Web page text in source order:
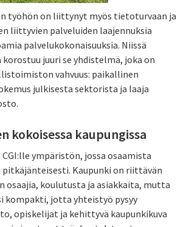
työhön on liittynyt myös tietoturvaan ja
liittyvien palveluiden laajennuksia
palvelukokonaisuuksia. Niissä
korostuu juuri se yhdistelmä, joka on
vahvuus: paikallinen
julkisesta sektorista ja laaja
kokoisessa kaupungissa
ympäristön, jossa osaamista
pitkäjänteisesti. Kaupunki on riittävän
osaajia, koulutusta ja asiakkaita, mutta
kompakti, jotta yhteistyö pysyy
opiskelijat ja kehittyvä kaupunkikuva